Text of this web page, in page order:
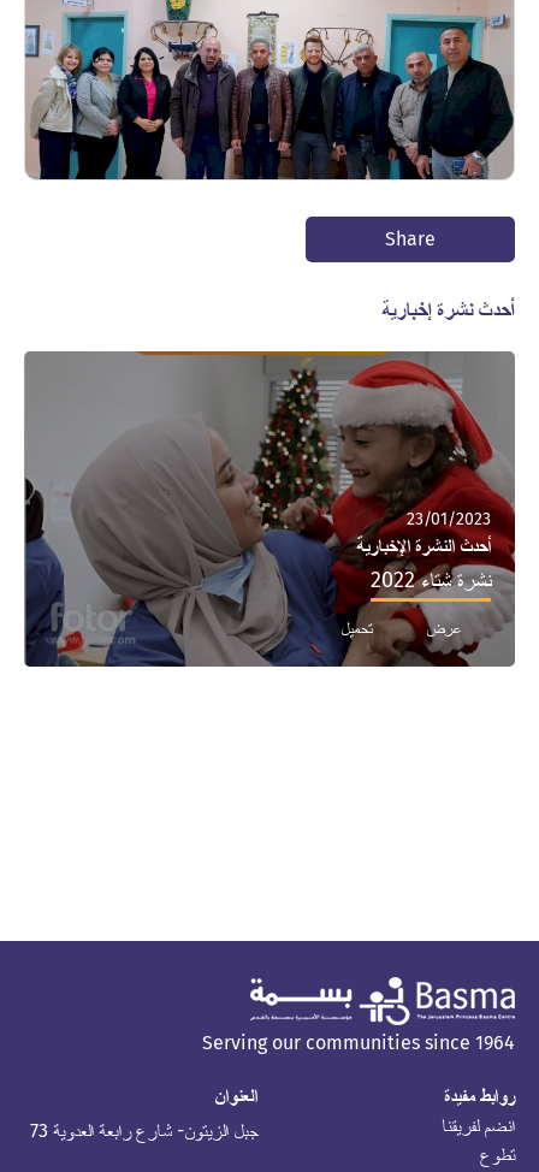
Share
أحدث نشرة إخبارية
23/01/2023
أحدث النشرة الإخبارية
نشرة شتاء 2022
عرض تحميل
Serving our communities since 1964
روابط مفيدة
انضم لفريقنا
تطوع
العنوان
جبل الزيتون- شارع رابعة العدوية 73